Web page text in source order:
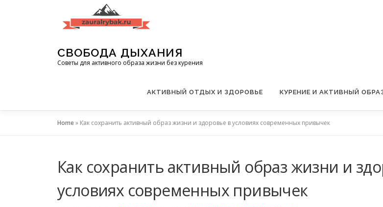
СВОБОДА ДЫХАНИЯ
Советы для активного образа жизни без курения
АКТИВНЫЙ ОТДЫХ И ЗДОРОВЬЕ КУРЕНИЕ И АКТИВНЫЙ
Home» Как сохранить активный образ жизни и здоровье в условиях современных привычек
Как сохранить активный образ жизни и
условиях современных привычек